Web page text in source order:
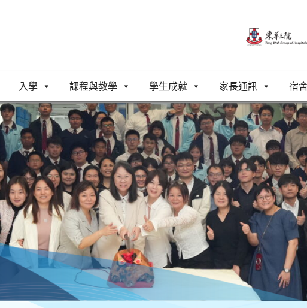
入學 課程與教學 學生成就 家長通訊 宿